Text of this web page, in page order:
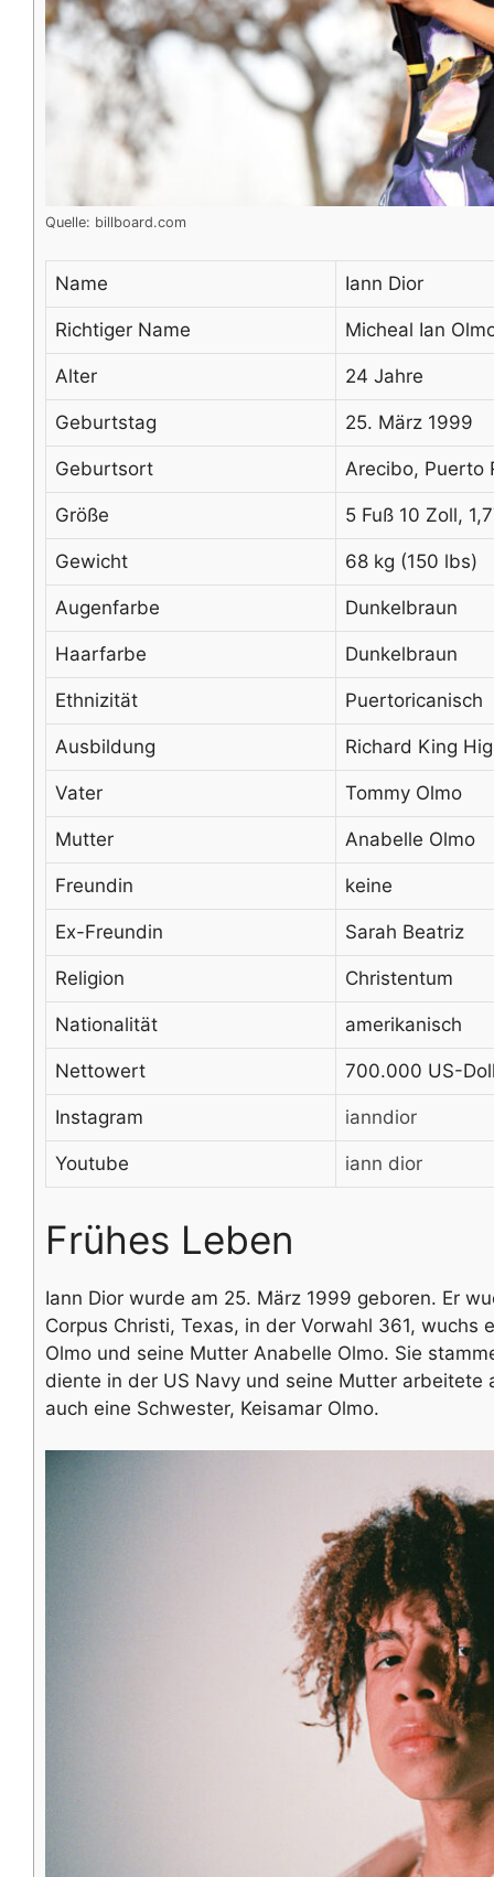
Quelle: billboard.com
Name Iann Dior
Richtiger Name Micheal Ian
Alter 24 Jahre
Geburtstag 25. März 1999
Geburtsort Arecibo, Puerto
Größe 5 Fuß 10 Zoll,
Gewicht 68 kg (150 lbs)
Augenfarbe Dunkelbraun
Haarfarbe Dunkelbraun
Ethnizität Puertoricanisch
Ausbildung Richard King
Vater Tommy Olmo
Mutter Anabelle Olmo
Freundin keine
Ex-Freundin Sarah Beatriz
Religion Christentum
Nationalität amerikanisch
Nettowert 700.000 US-
Instagram ianndior
Youtube iann dior
Frühes Leben
Iann Dior wurde am 25. März 1999 geboren. Er
Corpus Christi, Texas, in der Vorwahl 361, wuchs
Olmo und seine Mutter Anabelle Olmo. Sie
diente in der US Navy und seine Mutter arbeitete
auch eine Schwester, Keisamar Olmo.